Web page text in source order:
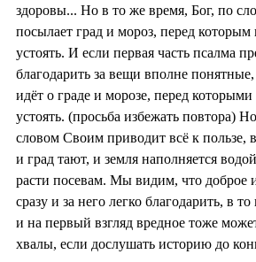
здоровы... Но в то же время, Бог, по
посылает град и мороз, перед
устоять. И если первая часть псалма
благодарить за вещи вполне
идёт о граде и морозе, перед
устоять. (просьба избежать повтора)
словом Своим приводит всё к пользе,
и град тают, и земля наполняется
расти посевам. Мы видим, что доброе
сразу и за него легко благодарить, в
и на первый взгляд вредное тоже
хвалы, если дослушать историю до